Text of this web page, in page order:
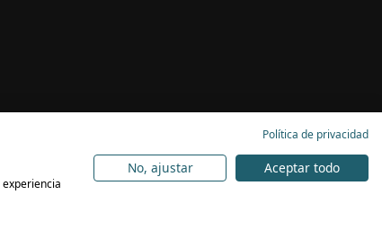
Política de privacidad
No, ajustar Aceptar todo